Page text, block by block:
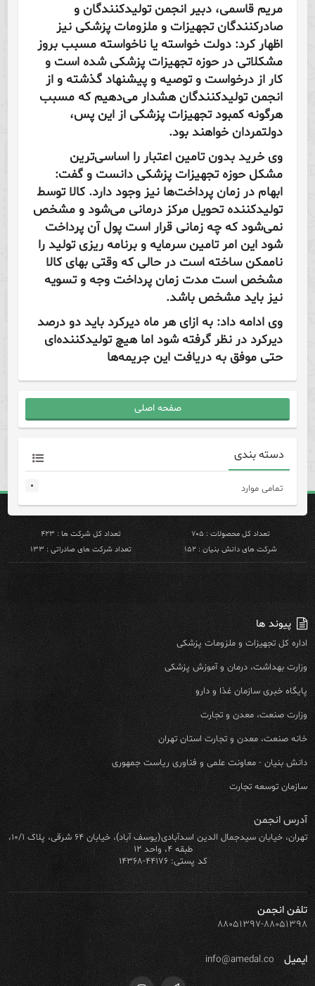
مریم قاسمی، دبیر انجمن تولیدکنندگان و
صادرکنندگان تجهیزات و ملزومات پزشکی نیز
اظهار کرد: دولت خواسته یا ناخواسته مسبب بروز
مشکلاتی در حوزه تجهیزات پزشکی شده است و
کار از درخواست و توصیه و پیشنهاد گذشته و از
انجمن تولیدکنندگان هشدار می‌دهیم که مسبب
هرگونه کمبود تجهیزات پزشکی از این پس،
دولتمردان خواهند بود.
وی خرید بدون تامین اعتبار را اساسی‌ترین
مشکل حوزه تجهیزات پزشکی دانست و گفت:
ابهام در زمان پرداخت‌ها نیز وجود دارد. کالا توسط
تولیدکننده تحویل مرکز درمانی می‌شود و مشخص
نمی‌شود که چه زمانی قرار است پول آن پرداخت
شود این امر تامین سرمایه و برنامه ریزی تولید را
ناممکن ساخته است‌ در حالی که وقتی بهای کالا
مشخص است مدت زمان پرداخت وجه و تسویه
نیز باید مشخص باشد.
وی ادامه داد: به ازای هر ماه دیرکرد باید دو درصد
دیرکرد در نظر گرفته شود اما هیچ تولیدکننده‌ای
حتی موفق به دریافت این جریمه‌ها
صفحه اصلی
دسته بندی
تمامی موارد ۰
تعداد کل محصولات : ۷۰۵
تعداد کل شرکت ها : ۴۲۳
شرکت های دانش بنیان : ۱۵۲
تعداد شرکت های صادراتی : ۱۳۳
پیوند ها
اداره کل تجهیزات و ملزومات پزشکی
وزارت بهداشت، درمان و آموزش پزشکی
پایگاه خبری سازمان غذا و دارو
وزارت صنعت، معدن و تجارت
خانه صنعت، معدن و تجارت استان تهران
دانش بنیان - معاونت علمی و فناوری ریاست جمهوری
سازمان توسعه تجارت
آدرس انجمن
تهران، خیابان سیدجمال الدین اسدآبادی(یوسف آباد)، خیابان ۶۴ شرقی، پلاک ۱۰/۱،
طبقه ۴، واحد ۱۲
کد پستی: ۴۴۱۷۶-۱۴۳۶۸
تلفن انجمن
۸۸۰۵۱۳۹۷-۸۸۰۵۱۳۹۸
ایمیل info@amedal.co